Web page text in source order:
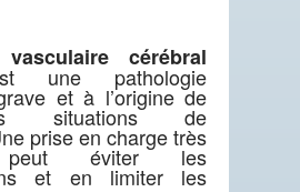
vasculaire cérébral
une pathologie
et à l’origine de
situations de
prise en charge très
peut éviter les
et en limiter les